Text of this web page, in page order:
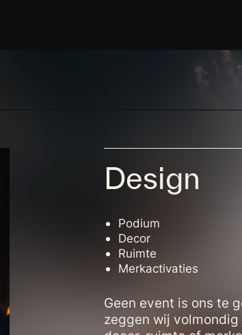
Design
Podium
Decor
Ruimte
Merkactivaties
Geen event is ons te
zeggen wij